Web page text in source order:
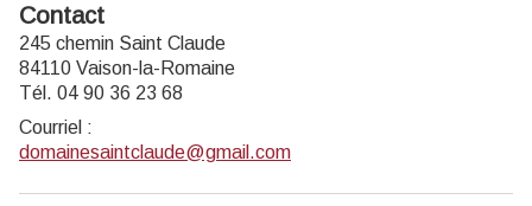
Contact
245 chemin Saint Claude
84110 Vaison-la-Romaine
Tél. 04 90 36 23 68
Courriel :
domainesaintclaude@gmail.com